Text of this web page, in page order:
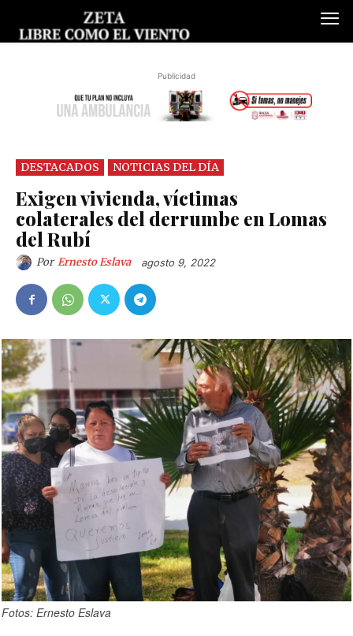
Publicidad
DESTACADOS NOTICIAS DEL DÍA
Exigen vivienda, víctimas
colaterales del derrumbe en Lomas
del Rubí
Por Ernesto Eslava agosto 9, 2022
Fotos: Ernesto Eslava